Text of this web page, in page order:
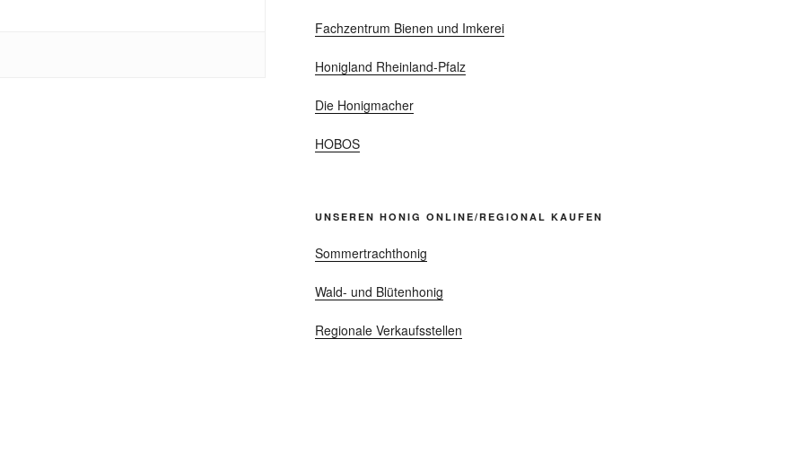
Fachzentrum Bienen und Imkerei
Honigland Rheinland-Pfalz
Die Honigmacher
HOBOS
UNSEREN HONIG ONLINE/REGIONAL KAUFEN
Sommertrachthonig
Wald- und Blütenhonig
Regionale Verkaufsstellen